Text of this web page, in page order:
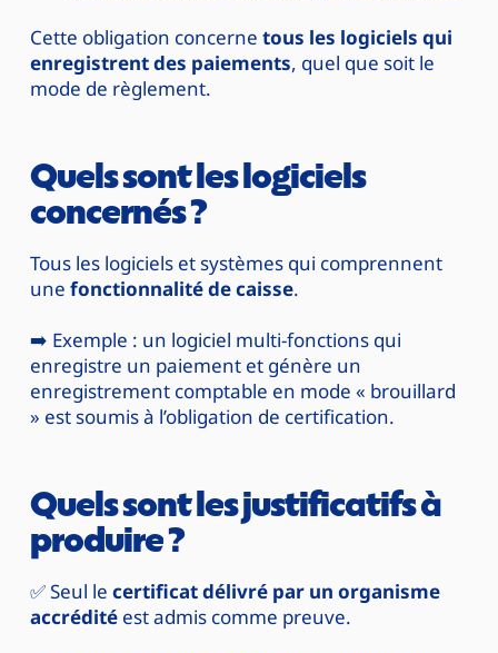
Cette obligation concerne tous les logiciels qui
enregistrent des paiements, quel que soit le
mode de règlement.
Quels sont les logiciels
concernés ?
Tous les logiciels et systèmes qui comprennent
une fonctionnalité de caisse.
➡️ Exemple : un logiciel multi-fonctions qui
enregistre un paiement et génère un
enregistrement comptable en mode « brouillard
» est soumis à l’obligation de certification.
Quels sont les justificatifs à
produire ?
✅ Seul le certificat délivré par un organisme
accrédité est admis comme preuve.